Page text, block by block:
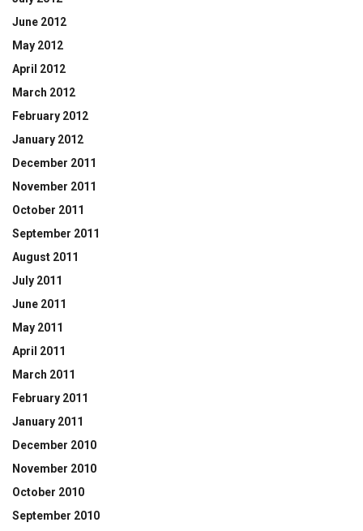
June 2012
May 2012
April 2012
March 2012
February 2012
January 2012
December 2011
November 2011
October 2011
September 2011
August 2011
July 2011
June 2011
May 2011
April 2011
March 2011
February 2011
January 2011
December 2010
November 2010
October 2010
September 2010